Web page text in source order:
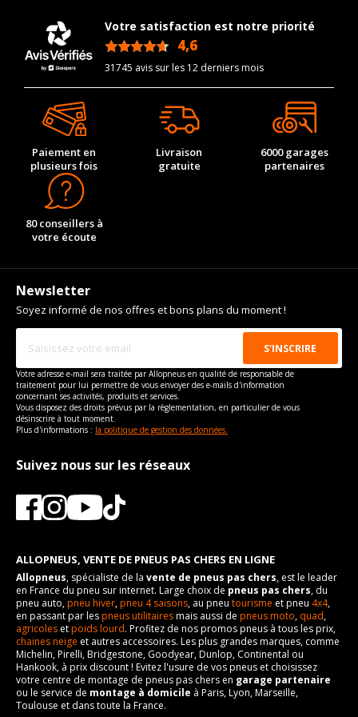
Année de début de
motorisation
2016-08-01
Année de fin de
motorisation
2018-06-01
Code motorisation
D4FB
Numéro de moteur
Frein performance
19
Cylindrée cm3
Puissance en Kw max
Type
Numéro d'identification
YD
VISSERIE KIA CERATO III A TROIS VOLUMES DE 09-2012 À
09-2019 1.6 CRDI (136CV)
Type de boulon
M12x1.5
Taille de la tête de boulon
Force de rotation du
boulon
110
Pour la visserie, afin de garantir une parfaite compatibilité, nous
vous conseillons de contacter directement le constructeur.
Votre satisfaction est notre priorité
4,6
31745 avis sur les 12 derniers mois
Paiement en
plusieurs fois
Livraison
gratuite
6000 garages
partenaires
80 conseillers à
votre écoute
Newsletter
Soyez informé de nos offres et bons plans du moment !
Votre adresse e-mail sera traitée par Allopneus en qualité de responsable de
traitement pour lui permettre de vous envoyer des e-mails d'information
concernant ses activités, produits et services.
Vous disposez des droits prévus par la règlementation, en particulier de vous
désinscrire à tout moment.
Plus d'informations : la politique de gestion des données.
Suivez nous sur les réseaux
ALLOPNEUS, VENTE DE PNEUS PAS CHERS EN LIGNE
Allopneus, spécialiste de la vente de pneus pas chers, est le leader
en France du pneu sur internet. Large choix de pneus pas chers, du
pneu auto,pneu hiver,pneu 4 saisons, au pneu tourisme et pneu 4x4,
en passant par lespneus utilitairesmais aussi de pneus moto, quad,
agricoles etpoids lourd. Profitez de nos promos pneus à tous les prix,
chaines neige et autres accessoires. Les plus grandes marques, comme
Michelin, Pirelli, Bridgestone, Goodyear, Dunlop, Continental ou
Hankook, à prix discount ! Evitez l'usure de vos pneus et choisissez
votre centre de montage de pneus pas chers en garage partenaire
ou le service de montage à domicile à Paris, Lyon, Marseille,
Toulouse et dans toute la France.